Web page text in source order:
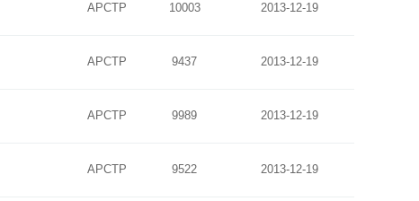
APCTP 10003 2013-12-19
APCTP 9437 2013-12-19
APCTP 9989 2013-12-19
APCTP 9522 2013-12-19